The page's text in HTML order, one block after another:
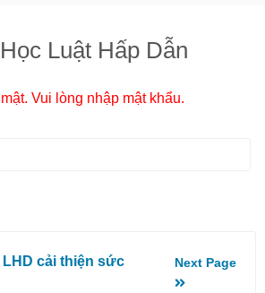
Luật Hấp Dẫn
Vui lòng nhập mật khẩu.
LHD cải thiện sức
Next Page